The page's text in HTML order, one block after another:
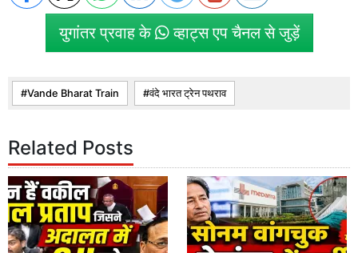
युगांतर प्रवाह के व्हाट्स एप चैनल से जुड़ें
Vande Bharat Train वंदे भारत ट्रेन पथराव
Related Posts